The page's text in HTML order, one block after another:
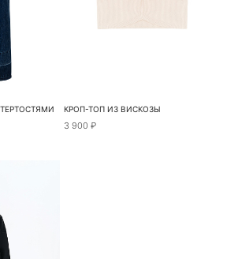
КРОП-ТОП ИЗ ВИСКОЗЫ
3 900 ₽